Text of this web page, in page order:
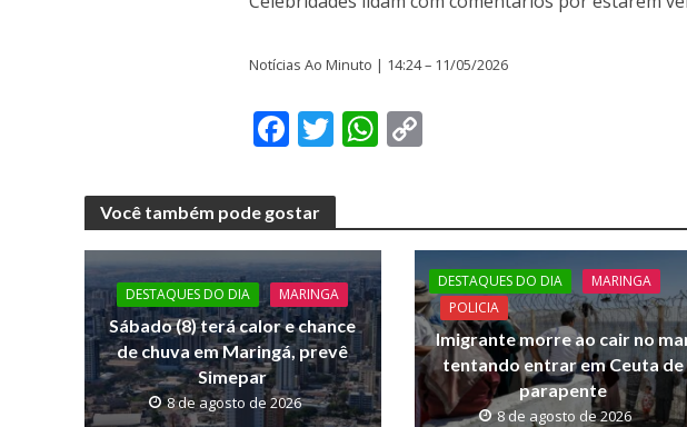
Notícias Ao Minuto | 14:24 – 11/05/2026
F
e
b
o
o
k
T
itt
er
W
s
A
p
y
Li
n
k
Você também pode gostar
DESTAQUES DO DIA MARINGA
Sábado (8) terá calor e chance
de chuva em Maringá, prevê
Simepar
8 de agosto de 2026
DESTAQUES DO DIA
MARINGA
POLICIA
Imigrante morre ao cair no
tentando entrar em Ceuta de
parapente
8 de agosto de 2026